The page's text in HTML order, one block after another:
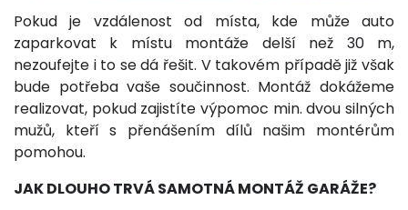
Pokud je vzdálenost od místa, kde může auto
zaparkovat k místu montáže delší než 30 m,
nezoufejte i to se dá řešit. V takovém případě již však
bude potřeba vaše součinnost. Montáž dokážeme
realizovat, pokud zajistíte výpomoc min. dvou silných
mužů, kteří s přenášením dílů našim montérům
pomohou.
JAK DLOUHO TRVÁ SAMOTNÁ MONTÁŽ GARÁŽE?